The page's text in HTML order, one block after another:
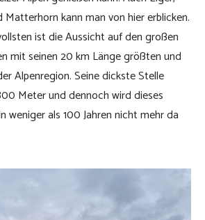
Matterhorn kann man von hier erblicken.
ist die Aussicht auf den großen
mit seinen 20 km Länge größten und
Alpenregion. Seine dickste Stelle
Meter und dennoch wird dieses
weniger als 100 Jahren nicht mehr da